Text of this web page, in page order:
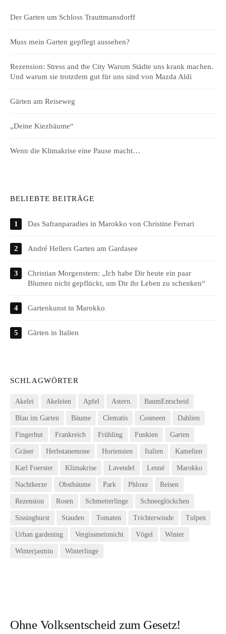
Der Garten um Schloss Trauttmansdorff
Muss mein Garten gepflegt aussehen?
Rezension: Stress and the City Warum Städte uns krank machen.
Und warum sie trotzdem gut für uns sind von Mazda Aldi
Gärten am Reiseweg
„Deine Kiezbäume“
Wenn die Klimakrise eine Pause macht…
BELIEBTE BEITRÄGE
Das Safranparadies in Marokko von Christine Ferrari
André Hellers Garten am Gardasee
Christian Morgenstern: „Ich habe Dir heute ein paar
Blumen nicht gepflückt, um Dir ihr Leben zu schenken“
Gartenkunst in Marokko
Gärten in Italien
SCHLAGWÖRTER
Akelei Akeleien Apfel Astern. BaumEntscheid
Blau im Garten Bäume Clematis Cosmeen Dahlien
Fingerhut Frankreich Frühling Funkien Garten
Gräser Herbstanemone Hortensien Italien Kamelien
Karl Foerster Klimakrise Lavendel Lenné Marokko
Nachtkerze Obstbäume Park Phloxe Reisen
Rezension Rosen Schmetterlinge Schneeglöckchen
Sissinghurst Stauden Tomaten Trichterwinde Tulpen
Urban gardening Vergissmeinnicht Vögel Winter
Winterjasmin Winterlinge
Ohne Volksentscheid zum Gesetz!